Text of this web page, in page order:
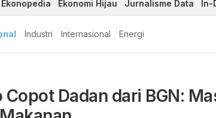
Ekonopedia Ekonomi Hijau Jurnalisme Data In-
Industri Internasional Energi
Dadan dari BGN: